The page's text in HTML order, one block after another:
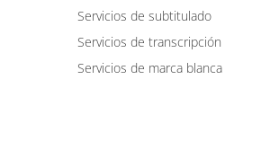
Servicios de subtitulado
Servicios de transcripción
Servicios de marca blanca